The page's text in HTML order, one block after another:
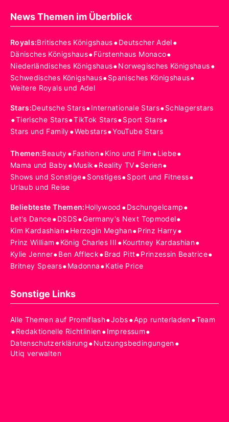
News Themen im Überblick
Royals:Britisches Königshaus•Deutscher Adel•
Dänisches Königshaus•Fürstenhaus Monaco•
Niederländisches Königshaus•Norwegisches Königshaus•
Schwedisches Königshaus•Spanisches Königshaus•
Weitere Royals und Adel
Stars:Deutsche Stars•Internationale Stars•Schlagerstars
•Tierische Stars•TikTok Stars•Sport Stars•
Stars und Family•Webstars•YouTube Stars
Themen:Beauty•Fashion•Kino und Film •Liebe•
Mama und Baby•Musik•Reality TV•Serien•
Shows und Sonstige•Sonstiges•Sport und Fitness•
Urlaub und Reise
Beliebteste Themen:Hollywood •Dschungelcamp•
Let's Dance•DSDS•Germany's Next Topmodel•
Kim Kardashian•Herzogin Meghan•Prinz Harry•
Prinz William •König Charles III •Kourtney Kardashian•
Kylie Jenner•Ben Affleck•Brad Pitt•Prinzessin Beatrice•
Britney Spears•Madonna•Katie Price
Sonstige Links
Alle Themen auf Promiflash•Jobs•App runterladen•Team
•Redaktionelle Richtlinien•Impressum•
Datenschutzerklärung•Nutzungsbedingungen•
Utiq verwalten